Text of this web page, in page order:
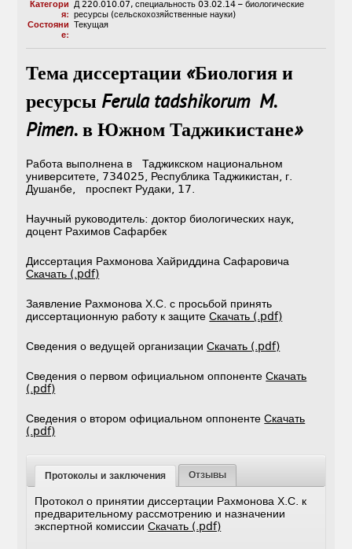
Категори
я:
Д 220.010.07, специальность 03.02.14 – биологические
ресурсы (сельскохозяйственные науки)
Состояни
е:
Текущая
Тема диссертации «Биология и
ресурсы Ferula tadshikorumM.
Pimen. в Южном Таджикистане»
Работа выполнена в Таджикском национальном
университете, 734025, Республика Таджикистан, г.
Душанбе, проспект Рудаки, 17.
Научный руководитель: доктор биологических наук,
доцент Рахимов Сафарбек
Диссертация Рахмонова Хайриддина Сафаровича
Скачать (.pdf)
Заявление Рахмонова Х.С. с просьбой принять
диссертационную работу к защитеСкачать (.pdf)
Сведения о ведущей организацииСкачать (.pdf)
Сведения о первом официальном оппонентеСкачать
(.pdf)
Сведения о втором официальном оппонентеСкачать
(.pdf)
Протоколы и заключения Отзывы
Протокол о принятии диссертации Рахмонова Х.С. к
предварительному рассмотрению и назначении
экспертной комиссииСкачать (.pdf)